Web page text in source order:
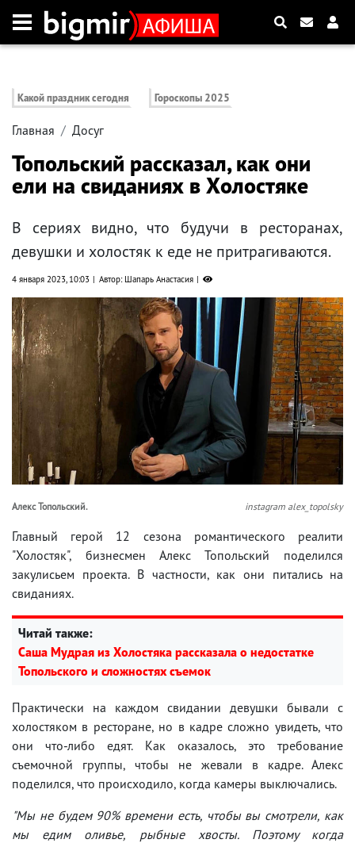
Какой праздник сегодня Гороскопы 2025
Главная Досуг
Топольский рассказал, как они
ели на свиданиях в Холостяке
В сериях видно, что будучи в ресторанах,
девушки и холостяк к еде не притрагиваются.
4 января 2023, 10:03 Автор: Шапарь Анастасия
Алекс Топольский. instagram alex_topolsky
Главный герой 12 сезона романтического реалити
"Холостяк", бизнесмен Алекс Топольский поделился
закулисьем проекта. В частности, как они питались на
свиданиях.
Читай также:
Саша Мудрая из Холостяка рассказала о недостатке
Топольского и сложностях съемок
Практически на каждом свидании девушки бывали с
холостяком в ресторане, но в кадре сложно увидеть, что
они что-либо едят. Как оказалось, это требование
съемочной группы, чтобы не жевали в кадре. Алекс
поделился, что происходило, когда камеры выключались.
"Мы не будем 90% времени есть, чтобы вы смотрели, как
мы едим оливье, рыбные хвосты. Поэтому когда